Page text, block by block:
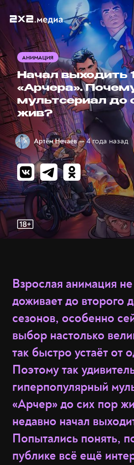
АНИМАЦИЯ
Начал выходить
«Арчера».
мультсериал до
жив?
Артём Нечаев — 4 года назад
Взрослая анимация не
доживает до второго
сезонов, особенно
выбор настолько
так быстро устаёт от
Поэтому так
гиперпопулярный
«Арчер» до сих пор
недавно начал
Попытались понять,
публике всё ещё